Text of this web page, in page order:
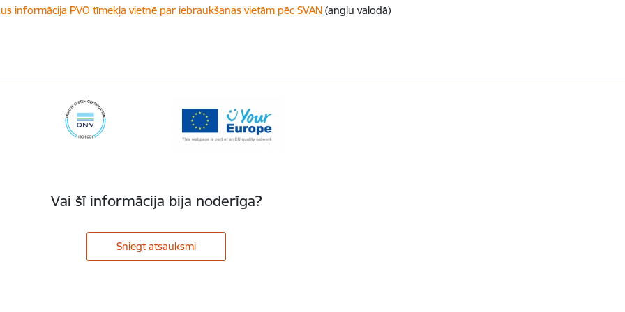
informācija PVO tīmekļa vietnē par iebraukšanas vietām pēc SVAN (angļu valodā)
Vai šī informācija bija noderīga?
Sniegt atsauksmi